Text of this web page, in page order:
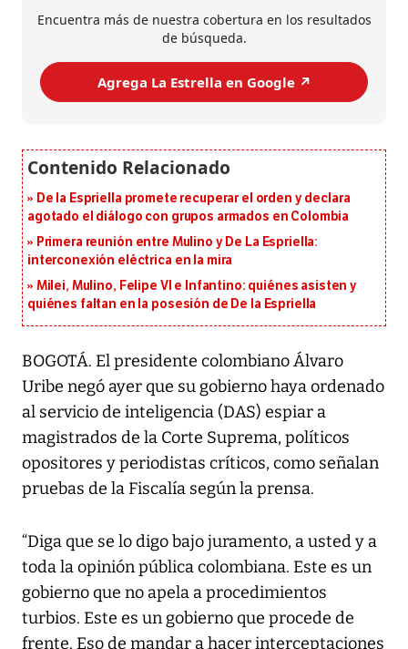
Encuentra más de nuestra cobertura en los resultados
de búsqueda.
Agrega La Estrella en Google ↗️
De la Espriella promete recuperar el orden y declara
agotado el diálogo con grupos armados en Colombia
Primera reunión entre Mulino y De La Espriella:
interconexión eléctrica en la mira
Milei, Mulino, Felipe VI e Infantino: quiénes asisten y
quiénes faltan en la posesión de De la Espriella
BOGOTÁ. El presidente colombiano Álvaro
Uribe negó ayer que su gobierno haya ordenado
al servicio de inteligencia (DAS) espiar a
magistrados de la Corte Suprema, políticos
opositores y periodistas críticos, como señalan
pruebas de la Fiscalía según la prensa.
“Diga que se lo digo bajo juramento, a usted y a
toda la opinión pública colombiana. Este es un
gobierno que no apela a procedimientos
turbios. Este es un gobierno que procede de
frente. Eso de mandar a hacer interceptaciones